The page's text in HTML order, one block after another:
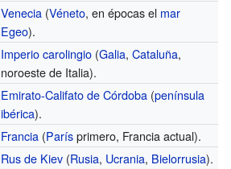
Venecia(Véneto, en épocas el mar
Egeo).
Imperio carolingio(Galia, Cataluña,
noroeste de Italia).
Emirato-Califato de Córdoba(península
ibérica).
Francia(Parísprimero, Francia actual).
Rus de Kiev(Rusia, Ucrania, Bielorrusia).